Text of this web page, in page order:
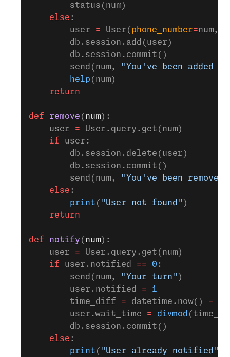
        status(num)
    else
:
        user
= User( phone_number=num,
        db.session.add(user)
        db.session.commit()
        send(num,
"You've been added
        help
(num)
    return
def remove ( num):
    user
= User.query.get(num)
    if
user:
        db.session.delete(user)
        db.session.commit()
        send(num,
"You've been
    else
:
        print
( "User not found" )
    return
def notify ( num):
    user
= User.query.get(num)
    if
user.notified == 0 :
        send(num,
"Your turn" )
        user.notified
= 1
        time_diff
= datetime.now() -
        user.wait_time
= divmod
        db.session.commit()
    else
:
        print
( "User already notified"